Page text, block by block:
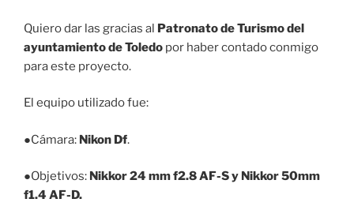
Quiero dar las gracias al Patronato de Turismo del
ayuntamiento de Toledo por haber contado conmigo
para este proyecto.
El equipo utilizado fue:
●Cámara: Nikon Df.
●Objetivos: Nikkor 24 mm f2.8 AF-S y Nikkor 50mm
f1.4 AF-D.